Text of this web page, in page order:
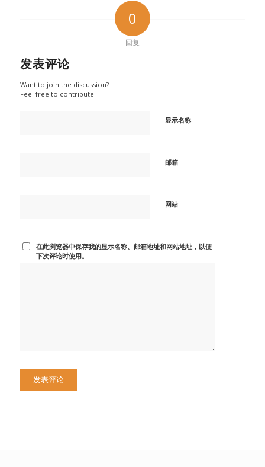
0
回复
发表评论
Want to join the discussion?
Feel free to contribute!
显示名称
邮箱
网站
在此浏览器中保存我的显示名称、邮箱地址和网站地址，以便
下次评论时使用。